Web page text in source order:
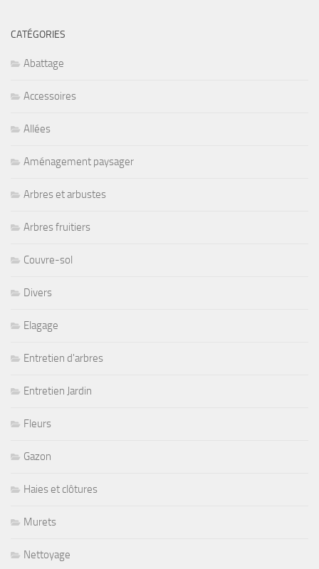
CATÉGORIES
Abattage
Accessoires
Allées
Aménagement paysager
Arbres et arbustes
Arbres fruitiers
Couvre-sol
Divers
Elagage
Entretien d'arbres
Entretien Jardin
Fleurs
Gazon
Haies et clôtures
Murets
Nettoyage